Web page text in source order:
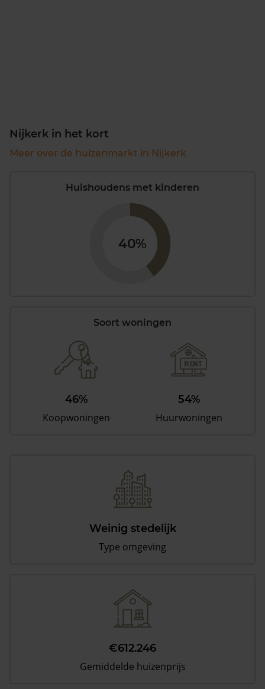
Nijkerk in het kort
Meer over de huizenmarkt in Nijkerk
Huishoudens met kinderen
40%
Soort woningen
46%
Koopwoningen
54%
Huurwoningen
Weinig stedelijk
Type omgeving
€612.246
Gemiddelde huizenprijs